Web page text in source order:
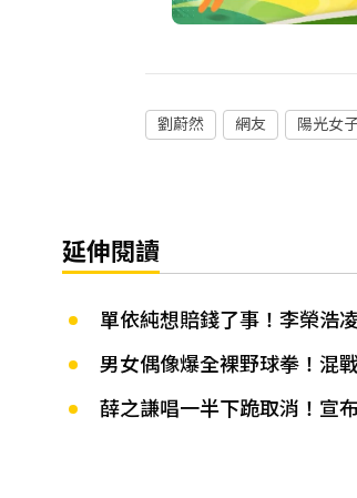
劉蔚然 網友 陽光女
延伸閱讀
單依純想賠錢了事！李榮浩
男女偶像爆全裸野球拳！混
薛之謙唱一半下跪取消！宣